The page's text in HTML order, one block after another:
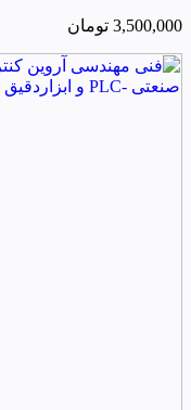
3,500,000 تومان